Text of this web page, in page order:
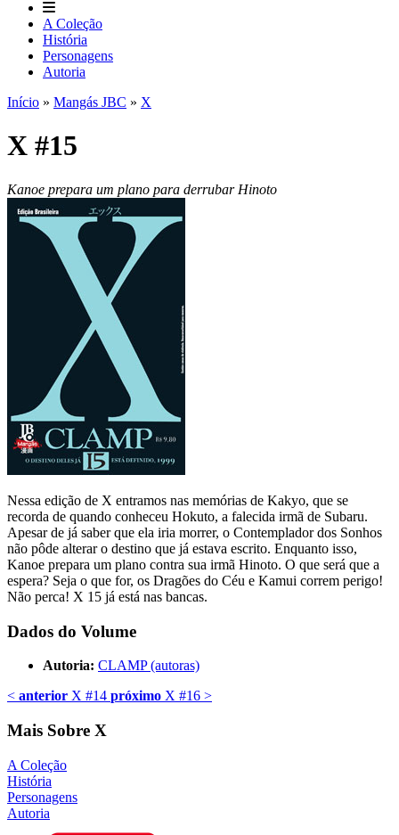
A Coleção
História
Personagens
Autoria
Início » Mangás JBC » X
X #15
Kanoe prepara um plano para derrubar Hinoto
Nessa edição de X entramos nas memórias de Kakyo, que se
recorda de quando conheceu Hokuto, a falecida irmã de Subaru.
Apesar de já saber que ela iria morrer, o Contemplador dos Sonhos
não pôde alterar o destino que já estava escrito. Enquanto isso,
Kanoe prepara um plano contra sua irmã Hinoto. O que será que a
espera? Seja o que for, os Dragões do Céu e Kamui correm perigo!
Não perca! X 15 já está nas bancas.
Dados do Volume
Autoria: CLAMP (autoras)
< anterior X #14 próximo X #16 >
Mais Sobre X
A Coleção
História
Personagens
Autoria